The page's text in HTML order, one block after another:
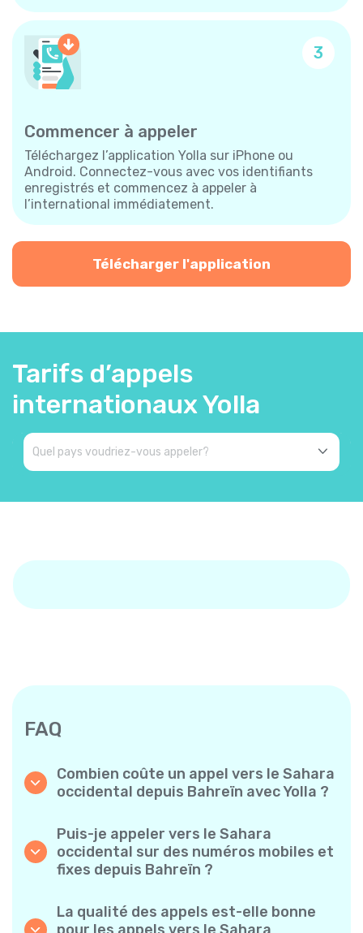
3
Commencer à appeler
Téléchargez l’application Yolla sur iPhone ou
Android. Connectez-vous avec vos identifiants
enregistrés et commencez à appeler à
l’international immédiatement.
Télécharger l'application
Tarifs d’appels
internationaux Yolla
FAQ
Combien coûte un appel vers le Sahara
occidental depuis Bahreïn avec Yolla ?
abordables pour les appels vers le Sahara
occidental. Consultez simplement les tarifs
les plus récents dans l’application — sans frais
cachés, sans mauvaise surprise.
Puis-je appeler vers le Sahara
occidental sur des numéros mobiles et
fixes depuis Bahreïn ?
vers des téléphones mobiles et des lignes
fixes vers le Sahara occidental en toute
La qualité des appels est-elle bonne